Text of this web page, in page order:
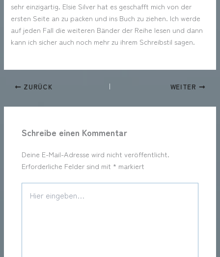
sehr einzigartig. Elsie Silver hat es geschafft mich von der
ersten Seite an zu packen und ins Buch zu ziehen. Ich werde
auf jeden Fall die weiteren Bänder der Reihe lesen und dann
kann ich sicher auch noch mehr zu ihrem Schreibstil sagen.
ZURÜCK WEITER
Schreibe einen Kommentar
Deine E-Mail-Adresse wird nicht veröffentlicht.
Erforderliche Felder sind mit * markiert
eingeben…